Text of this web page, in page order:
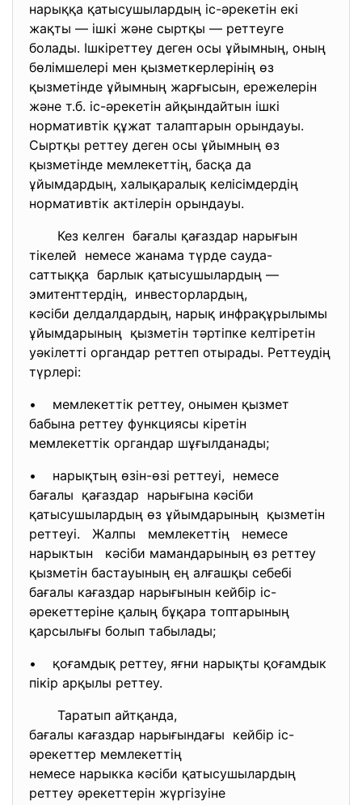
нарыққа қатысушылардың іс-әрекетін екі
жақты — ішкі және сыртқы — реттеуге
болады. Ішкіреттеу деген осы ұйымның, оның
бөлімшелері мен қызметкерлерінің өз
қызметінде ұйымның жарғысын, ережелерін
және т.б. іс-әрекетін айқындайтын ішкі
нормативтік құжат талаптарын орындауы.
Сыртқы реттеу деген осы ұйымның өз
қызметінде мемлекеттің, басқа да
ұйымдардың, халықаралық келісімдердің
нормативтік актілерін орындауы.
Кез келген бағалы қағаздар нарығын
тікелей немесе жанама түрде сауда-
саттыққа барлык қатысушылардың —
эмитенттердің, инвесторлардың,
кәсіби делдалдардың, нарық инфрақұрылымы
ұйымдарының қызметін тәртіпке келтіретін
уәкілетті органдар реттеп отырады. Реттеудің
түрлері:
• мемлекеттік реттеу, онымен қызмет
бабына реттеу функциясы кіретін
мемлекеттік органдар шұғылданады;
• нарықтың өзін-өзі реттеуі, немесе
бағалы қағаздар нарығына кәсіби
қатысушылардың өз ұйымдарының қызметін
реттеуі. Жалпы мемлекеттің немесе
нарыктын кәсіби мамандарының өз реттеу
қызметін бастауының ең алғашқы себебі
бағалы кағаздар нарығынын кейбір іс-
әрекеттеріне қалың бұқара топтарының
қарсылығы болып табылады;
• қоғамдық реттеу, яғни нарықты қоғамдык
пікір арқылы реттеу.
Таратып айтқанда,
бағалы кағаздар нарығындағы кейбір іс-
әрекеттер мемлекеттің
немесе нарыкка кәсіби қатысушылардың
реттеу әрекеттерін жүргізуіне